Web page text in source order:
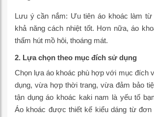
Lưu ý cần nắm: Ưu tiên áo khoác làm từ
khả năng cách nhiệt tốt. Hơn nữa, áo
thấm hút mồ hôi, thoáng mát.
2. Lựa chọn theo mục đích sử dụng
Chọn lựa áo khoác phù hợp với mục đích
dụng, vừa hợp thời trang, vừa đảm bảo
tận dụng áo khoác kaki nam là yếu tố
Áo khoác được thiết kế kiểu dáng từ đơn